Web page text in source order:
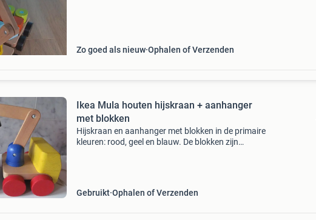
Zo goed als nieuw Ophalen of Verzenden
Ikea Mula houten hijskraan + aanhanger
met blokken
Hijskraan en aanhanger met blokken in de primaire
kleuren: rood, geel en blauw. De blokken zijn
Gebruikt Ophalen of Verzenden